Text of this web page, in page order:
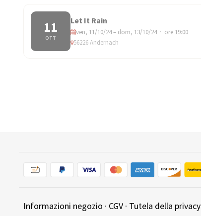
11
OTT
Let It Rain
ven, 11/10/24 – dom, 13/10/24 · ore 19:00
56226 Andernach
Informazioni negozio · CGV· Tutela della privacy